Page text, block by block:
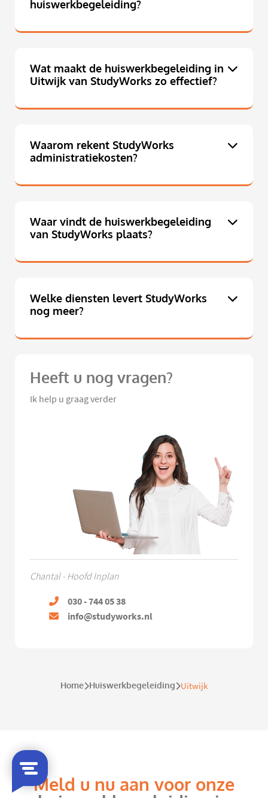
huiswerkbegeleiding?
Wat maakt de huiswerkbegeleiding in
Uitwijk van StudyWorks zo effectief?
Waarom rekent StudyWorks
administratiekosten?
Waar vindt de huiswerkbegeleiding
van StudyWorks plaats?
Welke diensten levert StudyWorks
nog meer?
Heeft u nog vragen?
Ik help u graag verder
Chantal - Hoofd Inplan
030 - 744 05 38
info@studyworks.nl
Home Huiswerkbegeleiding Uitwijk
Meld u nu aan voor onze